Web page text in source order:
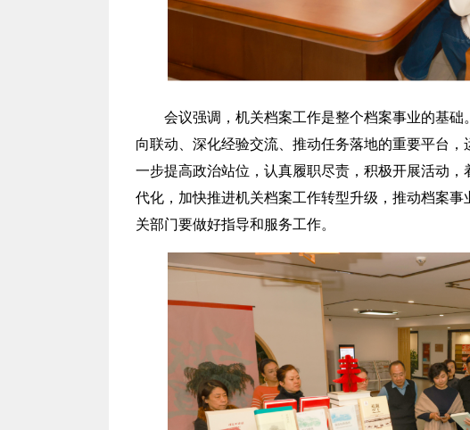
会议强调，机关档案工作是整个档案事业的基础。
向联动、深化经验交流、推动任务落地的重要平台
一步提高政治站位，认真履职尽责，积极开展活动
代化，加快推进机关档案工作转型升级，推动档案
关部门要做好指导和服务工作。